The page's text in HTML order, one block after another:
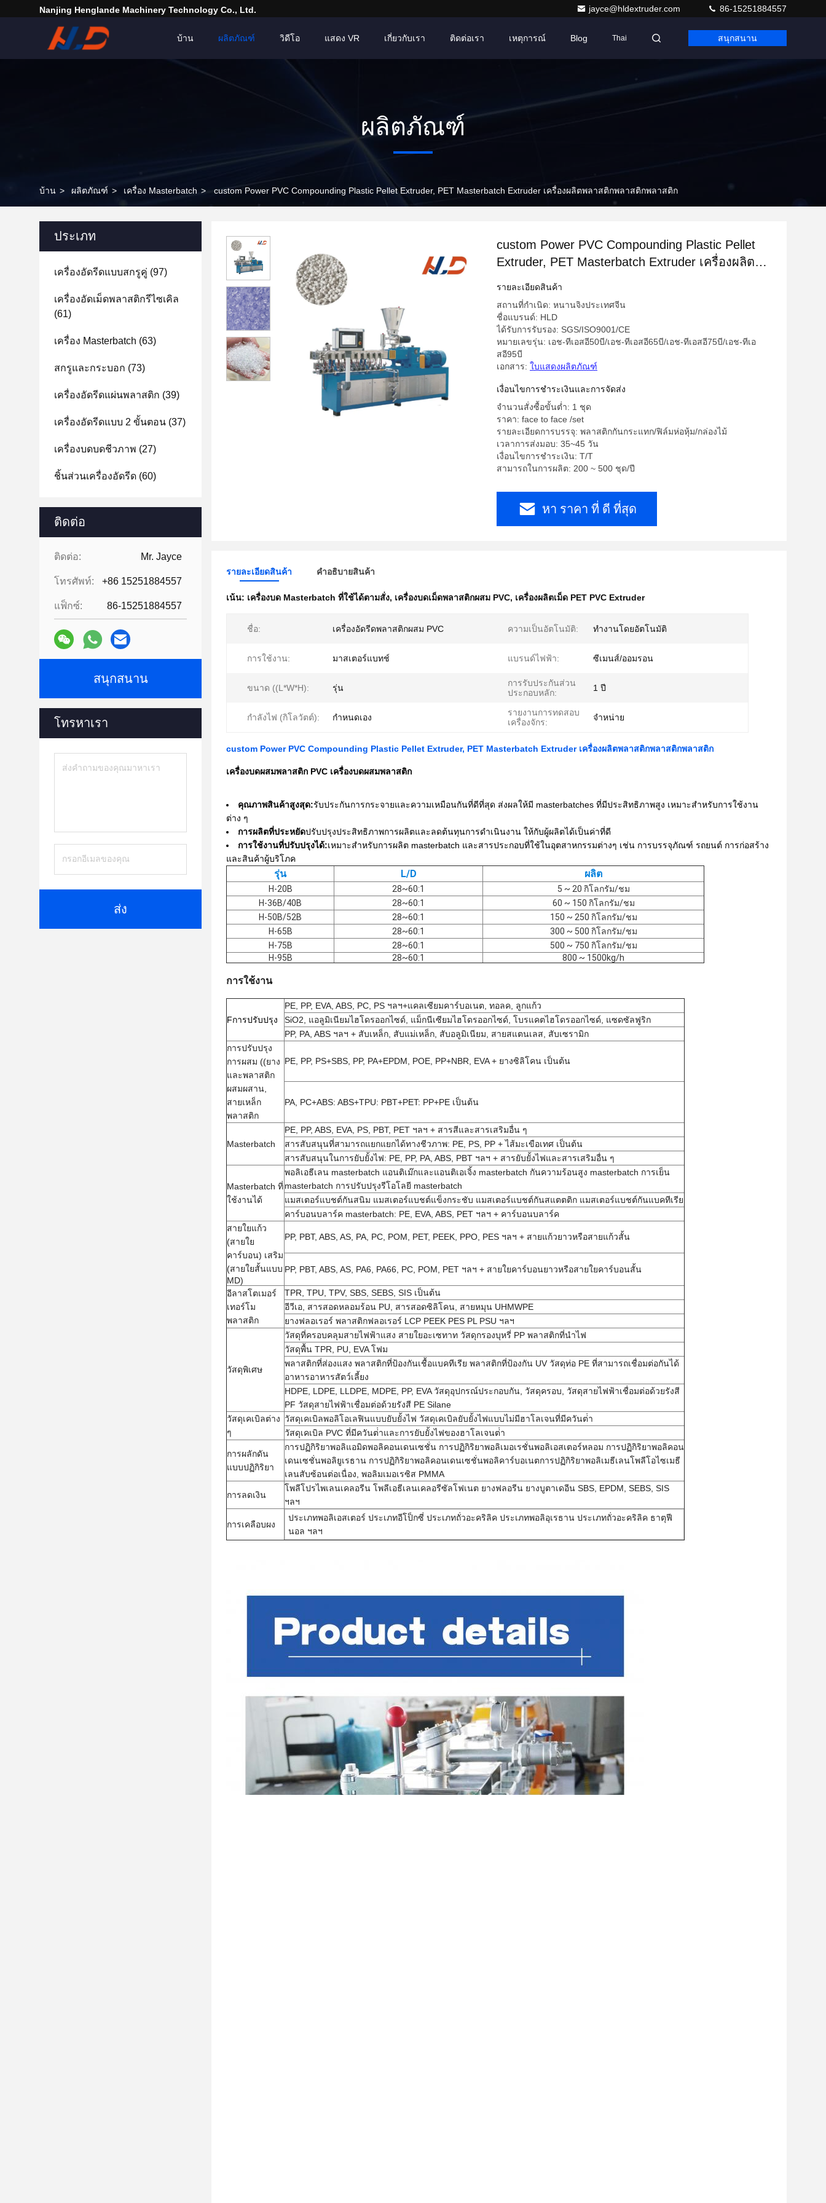
Nanjing Henglande Machinery Technology Co., Ltd. jayce@hldextruder.com 86-15251884557
บ้าน ผลิตภัณฑ์ วิดีโอ แสดง VR เกี่ยวกับเรา ติดต่อเรา เหตุการณ์ Blog Thai สนุกสนาน
ผลิตภัณฑ์
บ้าน > ผลิตภัณฑ์ > เครื่อง Masterbatch > custom Power PVC Compounding Plastic Pellet Extruder, PET Masterbatch Extruder เครื่องผลิตพลาสติกพลาสติกพลาสติก
ประเภท
เครื่องอัดรีดแบบสกรูคู่ (97)
เครื่องอัดเม็ดพลาสติกรีไซเคิล
(61)
เครื่อง Masterbatch (63)
สกรูและกระบอก (73)
เครื่องอัดรีดแผ่นพลาสติก (39)
เครื่องอัดรีดแบบ 2 ขั้นตอน (37)
เครื่องบดบดชีวภาพ (27)
ชิ้นส่วนเครื่องอัดรีด (60)
ติดต่อ
ติดต่อ: Mr. Jayce
โทรศัพท์: +86 15251884557
แฟ็กซ์: 86-15251884557
สนุกสนาน
โทรหาเรา
ส่ง
custom Power PVC Compounding Plastic Pellet
Extruder, PET Masterbatch Extruder เครื่องผลิต
รายละเอียดสินค้า
สถานที่กำเนิด: หนานจิงประเทศจีน
ชื่อแบรนด์: HLD
ได้รับการรับรอง: SGS/ISO9001/CE
หมายเลขรุ่น: เอช-ทีเอสอี50บี/เอช-ทีเอสอี65บี/เอช-ทีเอสอี75บี/เอช-ทีเอ
สอี95บี
เอกสาร: ใบแสดงผลิตภัณฑ์
เงื่อนไขการชําระเงินและการจัดส่ง
จำนวนสั่งซื้อขั้นต่ำ: 1 ชุด
ราคา: face to face /set
รายละเอียดการบรรจุ: พลาสติกกันกระแทก/ฟิล์มห่อหุ้ม/กล่องไม้
เวลาการส่งมอบ: 35~45 วัน
เงื่อนไขการชำระเงิน: T/T
สามารถในการผลิต: 200 ~ 500 ชุด/ปี
หา ราคา ที่ ดี ที่สุด
รายละเอียดสินค้า คําอธิบายสินค้า
เน้น: เครื่องบด Masterbatch ที่ใช้ได้ตามสั่ง, เครื่องบดเม็ดพลาสติกผสม PVC, เครื่องผลิตเม็ด PET PVC Extruder
ชื่อ: เครื่องอัดรีดพลาสติกผสม PVC ความเป็นอัตโนมัติ: ทำงานโดยอัตโนมัติ
การใช้งาน: มาสเตอร์แบทช์ แบรนด์ไฟฟ้า: ซีเมนส์/ออมรอน
ขนาด ((L*W*H): รุ่น
การรับประกันส่วน
ประกอบหลัก:
1 ปี
กำลังไฟ (กิโลวัตต์): กำหนดเอง
รายงานการทดสอบ
เครื่องจักร:
จําหน่าย
custom Power PVC Compounding Plastic Pellet Extruder, PET Masterbatch Extruder เครื่องผลิตพลาสติกพลาสติกพลาสติก
เครื่องบดผสมพลาสติก PVC เครื่องบดผสมพลาสติก
คุณภาพสินค้าสูงสุด:รับประกันการกระจายและความเหมือนกันที่ดีที่สุด ส่งผลให้มี masterbatches ที่มีประสิทธิภาพสูง เหมาะสําหรับการใช้งาน
ต่าง ๆ
การผลิตที่ประหยัดปรับปรุงประสิทธิภาพการผลิตและลดต้นทุนการดําเนินงาน ให้กับผู้ผลิตได้เป็นค่าที่ดี
การใช้งานที่ปรับปรุงได้:เหมาะสําหรับการผลิต masterbatch และสารประกอบที่ใช้ในอุตสาหกรรมต่างๆ เช่น การบรรจุภัณฑ์ รถยนต์ การก่อสร้าง
และสินค้าผู้บริโภค
รุ่น L/D ผลิต
H-20B 28~60:1
5 ~ 20 กิโลกรัม/ชม
H-36B/40B
28~60:1
60 ~ 150 กิโลกรัม/ชม
H-50B/52B
28~60:1
150 ~ 250 กิโลกรัม/ชม
H-65B
28~60:1
300 ~ 500 กิโลกรัม/ชม
H-75B
28~60:1
500 ~ 750 กิโลกรัม/ชม
H-95B
28~60:1 800 ~ 1500kg/h
การใช้งาน
Fการปรับปรุง
PE, PP, EVA, ABS, PC, PS ฯลฯ+แคลเซียมคาร์บอเนต, ทอลค, ลูกแก้ว
SiO2, แอลูมิเนียมไฮโดรออกไซด์, แม็กนีเซียมไฮโดรออกไซด์, โบรแคตไฮโดรออกไซด์, แซดซัลฟูริก
PP, PA, ABS ฯลฯ + สับเหล็ก, สับแม่เหล็ก, สับอลูมิเนียม, สายสแตนเลส, สับเซรามิก
การปรับปรุง
การผสม ((ยาง
และพลาสติก
ผสมผสาน,
สายเหล็ก
พลาสติก
PE, PP, PS+SBS, PP, PA+EPDM, POE, PP+NBR, EVA + ยางซิลิโคน เป็นต้น
PA, PC+ABS: ABS+TPU: PBT+PET: PP+PE เป็นต้น
Masterbatch
PE, PP, ABS, EVA, PS, PBT, PET ฯลฯ + สารสีและสารเสริมอื่น ๆ
สารสับสนุนที่สามารถแยกแยกได้ทางชีวภาพ: PE, PS, PP + ไส้มะเขือเทศ เป็นต้น
สารสับสนุนในการยับยั้งไฟ: PE, PP, PA, ABS, PBT ฯลฯ + สารยับยั้งไฟและสารเสริมอื่น ๆ
Masterbatch ที่
ใช้งานได้
พอลิเอธีเลน masterbatch แอนติเม๊กและแอนติเอเจิ้ง masterbatch กันความร้อนสูง masterbatch การเย็น
masterbatch การปรับปรุงรีโอโลยี masterbatch
แมสเตอร์แบชต์กันสนิม แมสเตอร์แบชต์แข็งกระชับ แมสเตอร์แบชต์กันสแตตติก แมสเตอร์แบชต์กันแบคทีเรีย
คาร์บอนบลาร์ค masterbatch: PE, EVA, ABS, PET ฯลฯ + คาร์บอนบลาร์ค
สายใยแก้ว
(สายใย
คาร์บอน) เสริม
(สายใยสั้นแบบ
MD)
PP, PBT, ABS, AS, PA, PC, POM, PET, PEEK, PPO, PES ฯลฯ + สายแก้วยาวหรือสายแก้วสั้น
PP, PBT, ABS, AS, PA6, PA66, PC, POM, PET ฯลฯ + สายใยคาร์บอนยาวหรือสายใยคาร์บอนสั้น
อีลาสโตเมอร์
เทอร์โม
พลาสติก
TPR, TPU, TPV, SBS, SEBS, SIS เป็นต้น
อีวีเอ, สารสอดหลอมร้อน PU, สารสอดซิลิโคน, สายหมุน UHMWPE
ยางฟลอเรอร์ พลาสติกฟลอเรอร์ LCP PEEK PES PL PSU ฯลฯ
วัสดุพิเศษ
วัสดุที่ครอบคลุมสายไฟฟ้าแสง สายใยอะเซทาท วัสดุกรองบุหรี่ PP พลาสติกที่นําไฟ
วัสดุพื้น TPR, PU, EVA โฟม
พลาสติกที่ส่องแสง พลาสติกที่ป้องกันเชื้อแบคทีเรีย พลาสติกที่ป้องกัน UV วัสดุท่อ PE ที่สามารถเชื่อมต่อกันได้
อาหารอาหารสัตว์เลี้ยง
HDPE, LDPE, LLDPE, MDPE, PP, EVA วัสดุอุปกรณ์ประกอบกัน, วัสดุครอบ, วัสดุสายไฟฟ้าเชื่อมต่อด้วยรังสี
PF วัสดุสายไฟฟ้าเชื่อมต่อด้วยรังสี PE Silane
วัสดุเคเบิลต่าง
ๆ
วัสดุเคเบิลพอลิโอเลฟินแบบยับยั้งไฟ วัสดุเคเบิลยับยั้งไฟแบบไม่มีฮาโลเจนที่มีควันต่ํา
วัสดุเคเบิล PVC ที่มีควันต่ําและการยับยั้งไฟของฮาโลเจนต่ํา
การผลักดัน
แบบปฏิกิริยา
การปฏิกิริยาพอลิแอมิดพอลิคอนเดนเซชั่น การปฏิกิริยาพอลิเมอเรชั่นพอลิเอสเตอร์หลอม การปฏิกิริยาพอลิคอน
เดนเซชั่นพอลิยูเรธาน การปฏิกิริยาพอลิคอนเดนเซชั่นพอลิคาร์บอเนตการปฏิกิริยาพอลิเมธีเลนโพลีโอไซเมธี
เลนสับซ้อนต่อเนื่อง, พอลิมเมอเรซิส PMMA
การลดเงิน
โพลีโปรไพเลนเคลอรีน โพลีเอธีเลนเคลอรีซัลโฟเนต ยางฟลอรีน ยางบูตาเดอีน SBS, EPDM, SEBS, SIS
ฯลฯ
การเคลือบผง
ประเภทพอลิเอสเตอร์ ประเภทอีโป็กซี่ ประเภทถั่วอะคริลิค ประเภทพอลิอุเรธาน ประเภทถั่วอะคริลิค ธาตุฟี
นอล ฯลฯ